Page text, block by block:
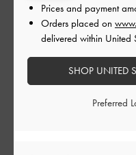
このレ
ご利用者様
Prices and payment
Orders placed on
delivered within United
SHOP UNITED
Preferred